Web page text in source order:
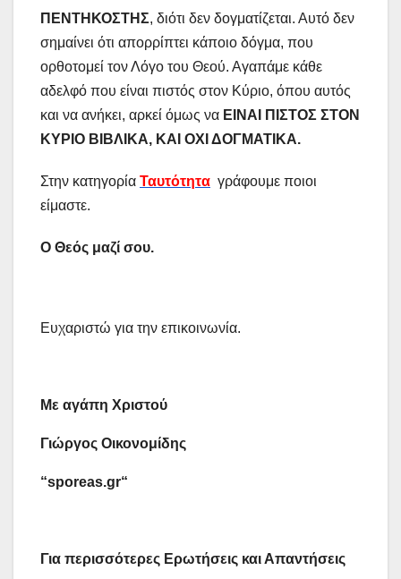
ΠΕΝΤΗΚΟΣΤΗΣ, διότι δεν δογματίζεται. Αυτό δεν
σημαίνει ότι απορρίπτει κάποιο δόγμα, που
ορθοτομεί τον Λόγο του Θεού. Αγαπάμε κάθε
αδελφό που είναι πιστός στον Κύριο, όπου αυτός
και να ανήκει, αρκεί όμως να ΕΙΝΑΙ ΠΙΣΤΟΣ ΣΤΟΝ
ΚΥΡΙΟ ΒΙΒΛΙΚΑ, ΚΑΙ ΟΧΙ ΔΟΓΜΑΤΙΚΑ.
Στην κατηγορία Ταυτότητα γράφουμε ποιοι
είμαστε.
Ο Θεός μαζί σου.
Ευχαριστώ για την επικοινωνία.
Με αγάπη Χριστού
Γιώργος Οικονομίδης
“sporeas.gr“
Για περισσότερες Ερωτήσεις και Απαντήσεις